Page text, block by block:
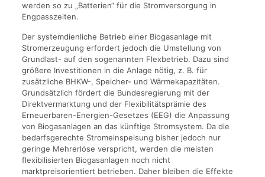
werden so zu „Batterien“ für die Stromversorgung in
Engpasszeiten.
Der systemdienliche Betrieb einer Biogasanlage mit
Stromerzeugung erfordert jedoch die Umstellung von
Grundlast- auf den sogenannten Flexbetrieb. Dazu sind
größere Investitionen in die Anlage nötig, z. B. für
zusätzliche BHKW-, Speicher- und Wärmekapazitäten.
Grundsätzlich fördert die Bundesregierung mit der
Direktvermarktung und der Flexibilitätsprämie des
Erneuerbaren-Energien-Gesetzes (EEG) die Anpassung
von Biogasanlagen an das künftige Stromsystem. Da die
bedarfsgerechte Stromeinspeisung bisher jedoch nur
geringe Mehrerlöse verspricht, werden die meisten
flexibilisierten Biogasanlagen noch nicht
marktpreisorientiert betrieben. Daher bleiben die Effekte